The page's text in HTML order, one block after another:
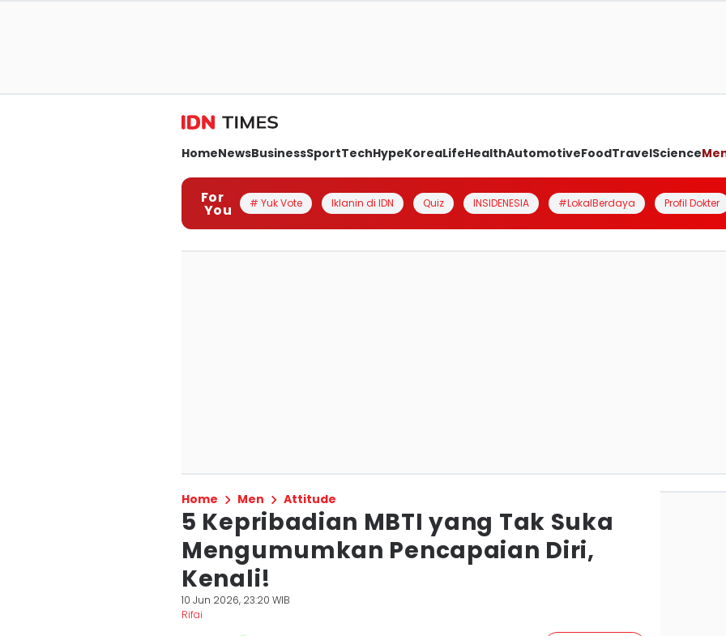
HomeNewsBusinessSportTechHypeKoreaLifeHealthAutomotiveFoodTravelScience
For
You # Yuk Vote Iklanin di IDN Quiz INSIDENESIA #LokalBerdaya Profil Dokter
Home Men Attitude
5 Kepribadian MBTI yang Tak Suka
Mengumumkan Pencapaian Diri,
Kenali!
10 Jun 2026, 23:20 WIB
Rifai